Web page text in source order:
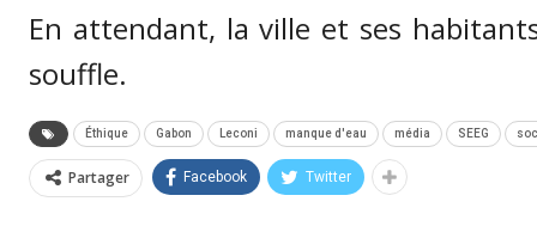
En attendant, la ville et ses
souffle.
Éthique Gabon Leconi manque d'eau média SEEG
Partager Facebook Twitter